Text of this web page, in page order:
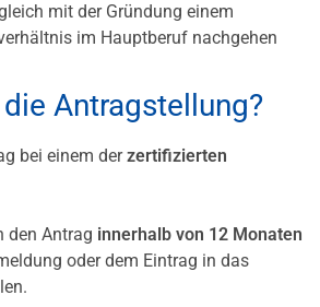
mit der Gründung einem
im Hauptberuf nachgehen
Antragstellung?
bei einem derzertifizierten
den Antrag innerhalb von 12 Monaten
oder dem Eintrag in das